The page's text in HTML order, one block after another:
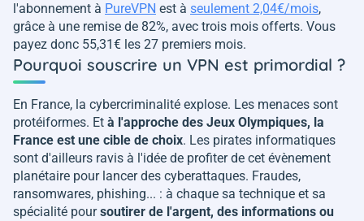
l'abonnement à PureVPN est à seulement 2,04€/mois,
grâce à une remise de 82%, avec trois mois offerts. Vous
payez donc 55,31€ les 27 premiers mois.
Pourquoi souscrire un VPN est primordial ?
En France, la cybercriminalité explose. Les menaces sont
protéiformes. Et à l'approche des Jeux Olympiques, la
France est une cible de choix. Les pirates informatiques
sont d'ailleurs ravis à l'idée de profiter de cet évènement
planétaire pour lancer des cyberattaques. Fraudes,
ransomwares, phishing... : à chaque sa technique et sa
spécialité poursoutirer de l'argent, des informations ou